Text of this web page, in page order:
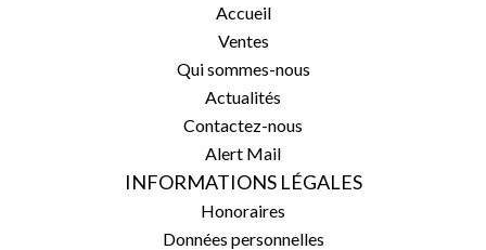
Accueil
Ventes
Qui sommes-nous
Actualités
Contactez-nous
Alert Mail
INFORMATIONS LÉGALES
Honoraires
Données personnelles